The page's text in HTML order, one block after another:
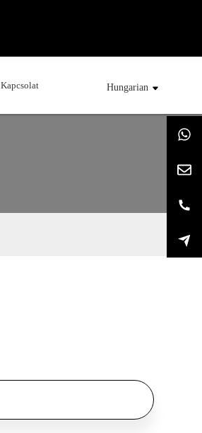
Kapcsolat Hungarian